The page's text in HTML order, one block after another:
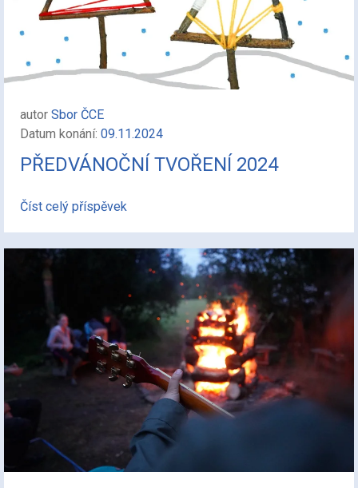
autor Sbor ČCE
Datum konání: 09.11.2024
PŘEDVÁNOČNÍ TVOŘENÍ 2024
Číst celý příspěvek